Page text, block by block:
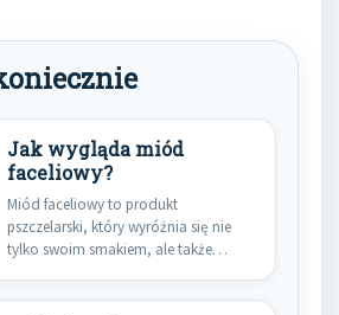
Jak wygląda miód
faceliowy?
Miód faceliowy to produkt
pszczelarski, który wyróżnia się nie
tylko swoim smakiem, ale także